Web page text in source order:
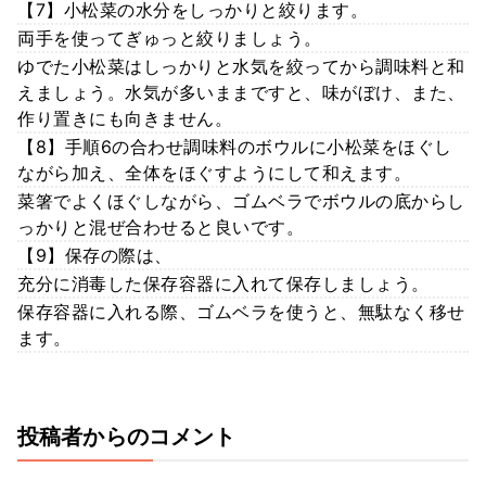
【7】小松菜の水分をしっかりと絞ります。
両手を使ってぎゅっと絞りましょう。
ゆでた小松菜はしっかりと水気を絞ってから調味料と和
えましょう。水気が多いままですと、味がぼけ、また、
作り置きにも向きません。
【8】手順6の合わせ調味料のボウルに小松菜をほぐし
ながら加え、全体をほぐすようにして和えます。
菜箸でよくほぐしながら、ゴムベラでボウルの底からし
っかりと混ぜ合わせると良いです。
【9】保存の際は、
充分に消毒した保存容器に入れて保存しましょう。
保存容器に入れる際、ゴムベラを使うと、無駄なく移せ
ます。
投稿者からのコメント